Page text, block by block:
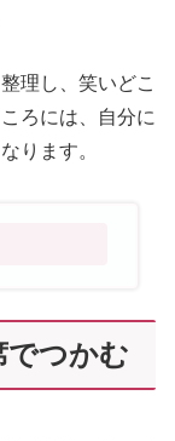
理し、笑いどこ
ろには、自分に
ります。
でつかむ